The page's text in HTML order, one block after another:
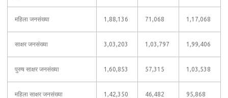
महिला जनसंख्या 1,88,136 71,068 1,17,068
साक्षर जनसंख्या 3,03,203 1,03,797 1,99,406
पुरुष साक्षर जनसंख्या 1,60,853 57,315 1,03,538
महिला साक्षर जनसंख्या 1,42,350 46,482 95,868